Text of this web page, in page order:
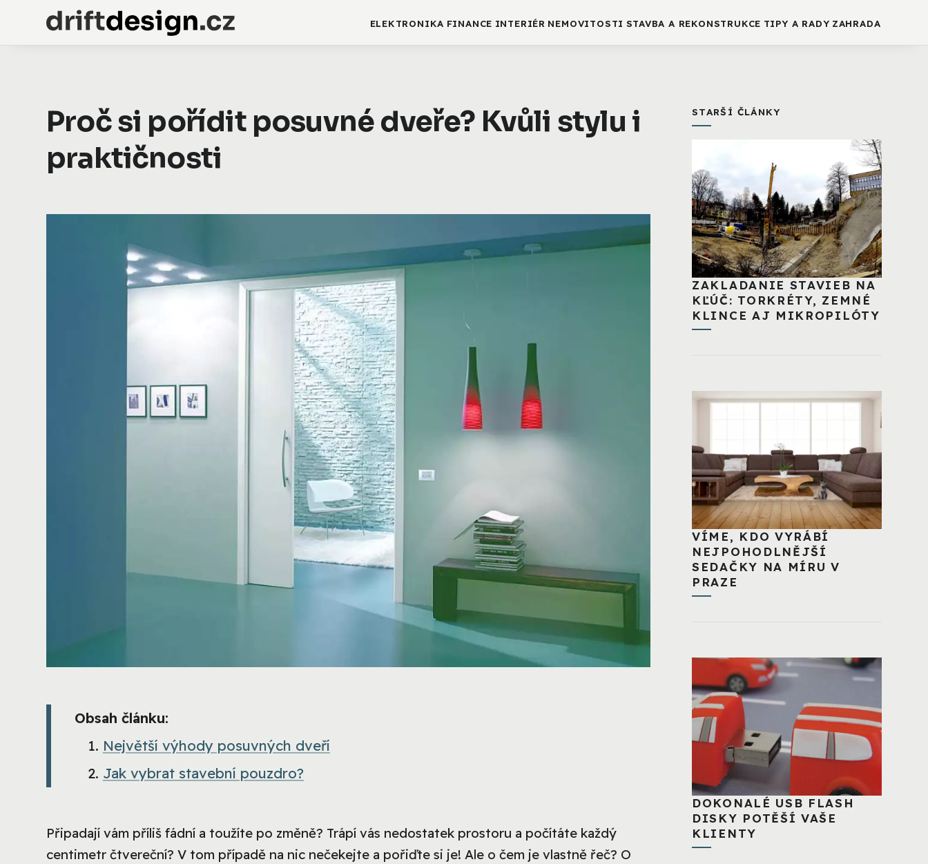
ELEKTRONIKA FINANCE INTERIÉR NEMOVITOSTI STAVBA A REKONSTRUKCE TIPY A RADY ZAHRADA
Proč si pořídit posuvné dveře? Kvůli stylu i
praktičnosti
Obsah článku:
Největší výhody posuvných dveří
Jak vybrat stavební pouzdro?
Připadají vám příliš fádní a toužíte po změně? Trápí vás nedostatek prostoru a počítáte každý
centimetr čtvereční? V tom případě na nic nečekejte a pořiďte si je! Ale o čem je vlastně řeč? O
STARŠÍ ČLÁNKY
ZAKLADANIE STAVIEB NA
KĽÚČ: TORKRÉTY, ZEMNÉ
KLINCE AJ MIKROPILÓTY
VÍME, KDO VYRÁBÍ
NEJPOHODLNĚJŠÍ
SEDAČKY NA MÍRU V
PRAZE
DOKONALÉ USB FLASH
DISKY POTĚŠÍ VAŠE
KLIENTY